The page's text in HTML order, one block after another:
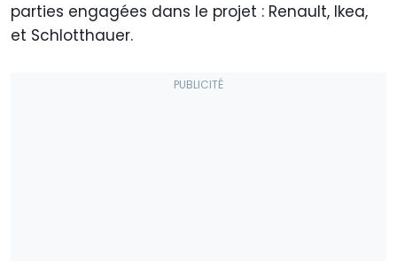
parties engagées dans le projet : Renault, Ikea,
et Schlotthauer.